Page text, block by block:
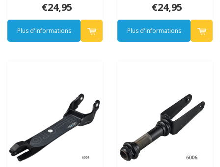
€24,95
Plus d'informations
€24,95
Plus d'informations